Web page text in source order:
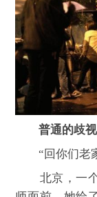
普通的歧
“回你们老
北京，一个